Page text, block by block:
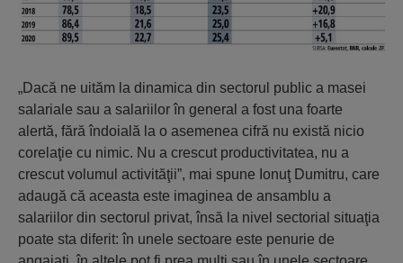
„Dacă ne uităm la dinamica din sectorul public a masei
salariale sau a salariilor în general a fost una foarte
alertă, fără îndoială la o asemenea cifră nu există nicio
corelaţie cu nimic. Nu a crescut productivitatea, nu a
crescut volumul activităţii”, mai spune Ionuţ Dumitru, care
adaugă că aceasta este imaginea de ansamblu a
salariilor din sectorul privat, însă la nivel sectorial situaţia
poate sta diferit: în unele sectoare este penurie de